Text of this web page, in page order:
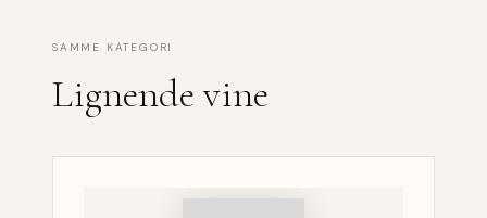
SAMME KATEGORI
Lignende vine